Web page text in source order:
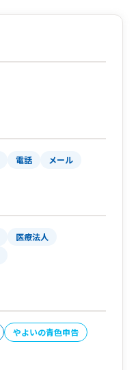
電話 メール
医療法人
やよいの青色申告